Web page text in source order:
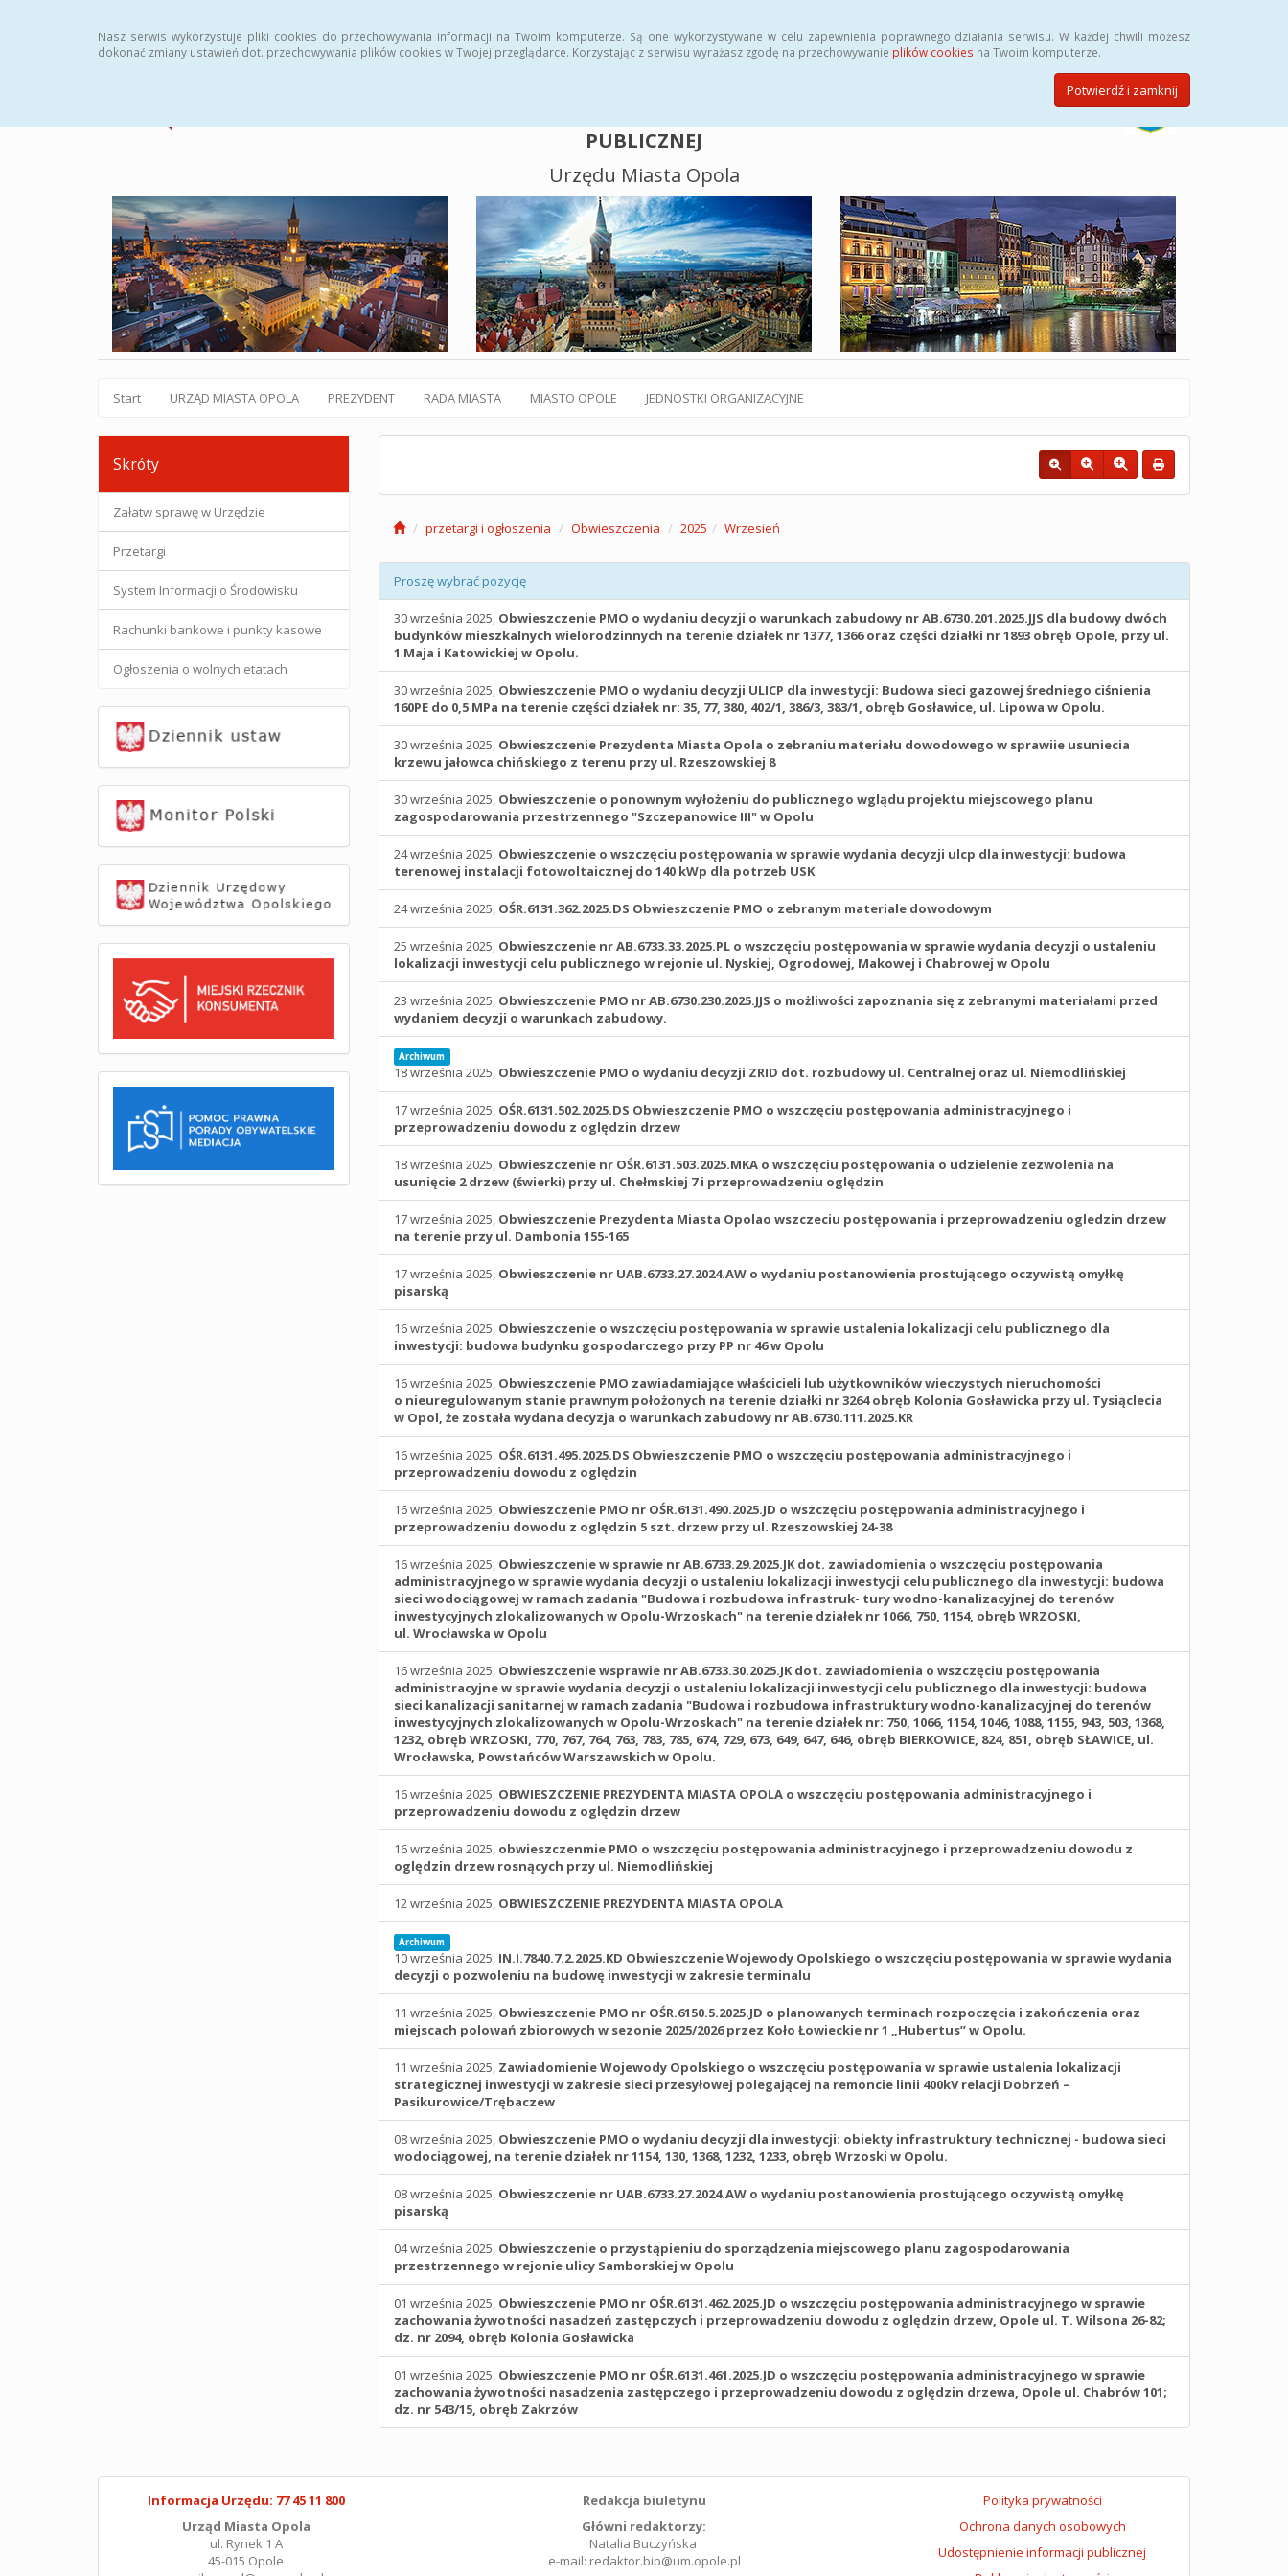
Nasz serwis wykorzystuje pliki cookies do przechowywania informacji na Twoim komputerze. Są one wykorzystywane w celu zapewnienia poprawnego działania serwisu. W każdej chwili możesz
dokonać zmiany ustawień dot. przechowywania plików cookies w Twojej przeglądarce. Korzystając z serwisu wyrażasz zgodę na przechowywanie plików cookies na Twoim komputerze.
Potwierdź i zamknij
PUBLICZNEJ
Urzędu Miasta Opola
Start URZĄD MIASTA OPOLA PREZYDENT RADA MIASTA MIASTO OPOLE JEDNOSTKI ORGANIZACYJNE
Skróty
Załatw sprawę w Urzędzie
Przetargi
System Informacji o Środowisku
Rachunki bankowe i punkty kasowe
Ogłoszenia o wolnych etatach
przetargi i ogłoszenia Obwieszczenia 2025 Wrzesień
Proszę wybrać pozycję
30 września 2025, Obwieszczenie PMO o wydaniu decyzji o warunkach zabudowy nr AB.6730.201.2025.JJS dla budowy dwóch
budynków mieszkalnych wielorodzinnych na terenie działek nr 1377, 1366 oraz części działki nr 1893 obręb Opole, przy ul.
1 Maja i Katowickiej w Opolu.
30 września 2025, Obwieszczenie PMO o wydaniu decyzji ULICP dla inwestycji: Budowa sieci gazowej średniego ciśnienia
160PE do 0,5 MPa na terenie części działek nr: 35, 77, 380, 402/1, 386/3, 383/1, obręb Gosławice, ul. Lipowa w Opolu.
30 września 2025, Obwieszczenie Prezydenta Miasta Opola o zebraniu materiału dowodowego w sprawiie usuniecia
krzewu jałowca chińskiego z terenu przy ul. Rzeszowskiej 8
30 września 2025, Obwieszczenie o ponownym wyłożeniu do publicznego wglądu projektu miejscowego planu
zagospodarowania przestrzennego "Szczepanowice III" w Opolu
24 września 2025, Obwieszczenie o wszczęciu postępowania w sprawie wydania decyzji ulcp dla inwestycji: budowa
terenowej instalacji fotowoltaicznej do 140 kWp dla potrzeb USK
24 września 2025, OŚR.6131.362.2025.DS Obwieszczenie PMO o zebranym materiale dowodowym
25 września 2025, Obwieszczenie nr AB.6733.33.2025.PL o wszczęciu postępowania w sprawie wydania decyzji o ustaleniu
lokalizacji inwestycji celu publicznego w rejonie ul. Nyskiej, Ogrodowej, Makowej i Chabrowej w Opolu
23 września 2025, Obwieszczenie PMO nr AB.6730.230.2025.JJS o możliwości zapoznania się z zebranymi materiałami przed
wydaniem decyzji o warunkach zabudowy.
Archiwum
18 września 2025, Obwieszczenie PMO o wydaniu decyzji ZRID dot. rozbudowy ul. Centralnej oraz ul. Niemodlińskiej
17 września 2025, OŚR.6131.502.2025.DS Obwieszczenie PMO o wszczęciu postępowania administracyjnego i
przeprowadzeniu dowodu z oględzin drzew
18 września 2025, Obwieszczenie nr OŚR.6131.503.2025.MKA o wszczęciu postępowania o udzielenie zezwolenia na
usunięcie 2 drzew (świerki) przy ul. Chełmskiej 7 i przeprowadzeniu oględzin
17 września 2025, Obwieszczenie Prezydenta Miasta Opolao wszczeciu postępowania i przeprowadzeniu ogledzin drzew
na terenie przy ul. Dambonia 155-165
17 września 2025, Obwieszczenie nr UAB.6733.27.2024.AW o wydaniu postanowienia prostującego oczywistą omyłkę
pisarską
16 września 2025, Obwieszczenie o wszczęciu postępowania w sprawie ustalenia lokalizacji celu publicznego dla
inwestycji: budowa budynku gospodarczego przy PP nr 46 w Opolu
16 września 2025, Obwieszczenie PMO zawiadamiające właścicieli lub użytkowników wieczystych nieruchomości
o nieuregulowanym stanie prawnym położonych na terenie działki nr 3264 obręb Kolonia Gosławicka przy ul. Tysiąclecia
w Opol, że została wydana decyzja o warunkach zabudowy nr AB.6730.111.2025.KR
16 września 2025, OŚR.6131.495.2025.DS Obwieszczenie PMO o wszczęciu postępowania administracyjnego i
przeprowadzeniu dowodu z oględzin
16 września 2025, Obwieszczenie PMO nr OŚR.6131.490.2025.JD o wszczęciu postępowania administracyjnego i
przeprowadzeniu dowodu z oględzin 5 szt. drzew przy ul. Rzeszowskiej 24-38
16 września 2025, Obwieszczenie w sprawie nr AB.6733.29.2025.JK dot. zawiadomienia o wszczęciu postępowania
administracyjnego w sprawie wydania decyzji o ustaleniu lokalizacji inwestycji celu publicznego dla inwestycji: budowa
sieci wodociągowej w ramach zadania "Budowa i rozbudowa infrastruk- tury wodno-kanalizacyjnej do terenów
inwestycyjnych zlokalizowanych w Opolu-Wrzoskach" na terenie działek nr 1066, 750, 1154, obręb WRZOSKI,
ul. Wrocławska w Opolu
16 września 2025, Obwieszczenie wsprawie nr AB.6733.30.2025.JK dot. zawiadomienia o wszczęciu postępowania
administracyjne w sprawie wydania decyzji o ustaleniu lokalizacji inwestycji celu publicznego dla inwestycji: budowa
sieci kanalizacji sanitarnej w ramach zadania "Budowa i rozbudowa infrastruktury wodno-kanalizacyjnej do terenów
inwestycyjnych zlokalizowanych w Opolu-Wrzoskach" na terenie działek nr: 750, 1066, 1154, 1046, 1088, 1155, 943, 503, 1368,
1232, obręb WRZOSKI, 770, 767, 764, 763, 783, 785, 674, 729, 673, 649, 647, 646, obręb BIERKOWICE, 824, 851, obręb SŁAWICE, ul.
Wrocławska, Powstańców Warszawskich w Opolu.
16 września 2025, OBWIESZCZENIE PREZYDENTA MIASTA OPOLA o wszczęciu postępowania administracyjnego i
przeprowadzeniu dowodu z oględzin drzew
16 września 2025, obwieszczenmie PMO o wszczęciu postępowania administracyjnego i przeprowadzeniu dowodu z
oględzin drzew rosnących przy ul. Niemodlińskiej
12 września 2025, OBWIESZCZENIE PREZYDENTA MIASTA OPOLA
Archiwum
10 września 2025, IN.I.7840.7.2.2025.KD Obwieszczenie Wojewody Opolskiego o wszczęciu postępowania w sprawie wydania
decyzji o pozwoleniu na budowę inwestycji w zakresie terminalu
11 września 2025, Obwieszczenie PMO nr OŚR.6150.5.2025.JD o planowanych terminach rozpoczęcia i zakończenia oraz
miejscach polowań zbiorowych w sezonie 2025/2026 przez Koło Łowieckie nr 1 „Hubertus” w Opolu.
11 września 2025, Zawiadomienie Wojewody Opolskiego o wszczęciu postępowania w sprawie ustalenia lokalizacji
strategicznej inwestycji w zakresie sieci przesyłowej polegającej na remoncie linii 400kV relacji Dobrzeń –
Pasikurowice/Trębaczew
08 września 2025, Obwieszczenie PMO o wydaniu decyzji dla inwestycji: obiekty infrastruktury technicznej - budowa sieci
wodociągowej, na terenie działek nr 1154, 130, 1368, 1232, 1233, obręb Wrzoski w Opolu.
08 września 2025, Obwieszczenie nr UAB.6733.27.2024.AW o wydaniu postanowienia prostującego oczywistą omyłkę
pisarską
04 września 2025, Obwieszczenie o przystąpieniu do sporządzenia miejscowego planu zagospodarowania
przestrzennego w rejonie ulicy Samborskiej w Opolu
01 września 2025, Obwieszczenie PMO nr OŚR.6131.462.2025.JD o wszczęciu postępowania administracyjnego w sprawie
zachowania żywotności nasadzeń zastępczych i przeprowadzeniu dowodu z oględzin drzew, Opole ul. T. Wilsona 26-82;
dz. nr 2094, obręb Kolonia Gosławicka
01 września 2025, Obwieszczenie PMO nr OŚR.6131.461.2025.JD o wszczęciu postępowania administracyjnego w sprawie
zachowania żywotności nasadzenia zastępczego i przeprowadzeniu dowodu z oględzin drzewa, Opole ul. Chabrów 101;
dz. nr 543/15, obręb Zakrzów
Informacja Urzędu: 77 45 11 800
Urząd Miasta Opola
ul. Rynek 1 A
45-015 Opole
Redakcja biuletynu
Główni redaktorzy:
Natalia Buczyńska
e-mail: redaktor.bip@um.opole.pl
Polityka prywatności
Ochrona danych osobowych
Udostępnienie informacji publicznej